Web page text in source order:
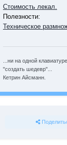
Cтоимость лекал.
Полезности:
Техническое
...ни на одной
"создать шедевр"...
Кетрин Айсманн.